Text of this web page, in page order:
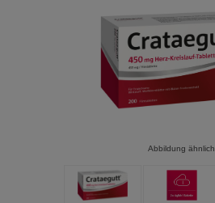
Abbildung ähnlich